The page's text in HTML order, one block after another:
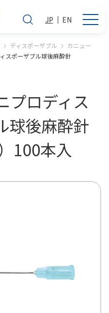
JP EN
ディスポーザブル
カニュー
スポーザブル球後麻酔針
プロディス
球後麻酔針
100本入